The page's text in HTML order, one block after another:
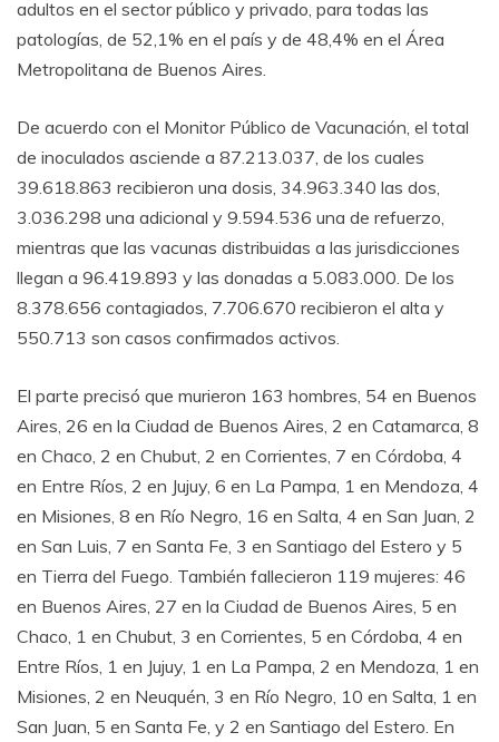
adultos en el sector público y privado, para todas las
patologías, de 52,1% en el país y de 48,4% en el Área
Metropolitana de Buenos Aires.
De acuerdo con el Monitor Público de Vacunación, el total
de inoculados asciende a 87.213.037, de los cuales
39.618.863 recibieron una dosis, 34.963.340 las dos,
3.036.298 una adicional y 9.594.536 una de refuerzo,
mientras que las vacunas distribuidas a las jurisdicciones
llegan a 96.419.893 y las donadas a 5.083.000. De los
8.378.656 contagiados, 7.706.670 recibieron el alta y
550.713 son casos confirmados activos.
El parte precisó que murieron 163 hombres, 54 en Buenos
Aires, 26 en la Ciudad de Buenos Aires, 2 en Catamarca, 8
en Chaco, 2 en Chubut, 2 en Corrientes, 7 en Córdoba, 4
en Entre Ríos, 2 en Jujuy, 6 en La Pampa, 1 en Mendoza, 4
en Misiones, 8 en Río Negro, 16 en Salta, 4 en San Juan, 2
en San Luis, 7 en Santa Fe, 3 en Santiago del Estero y 5
en Tierra del Fuego. También fallecieron 119 mujeres: 46
en Buenos Aires, 27 en la Ciudad de Buenos Aires, 5 en
Chaco, 1 en Chubut, 3 en Corrientes, 5 en Córdoba, 4 en
Entre Ríos, 1 en Jujuy, 1 en La Pampa, 2 en Mendoza, 1 en
Misiones, 2 en Neuquén, 3 en Río Negro, 10 en Salta, 1 en
San Juan, 5 en Santa Fe, y 2 en Santiago del Estero. En